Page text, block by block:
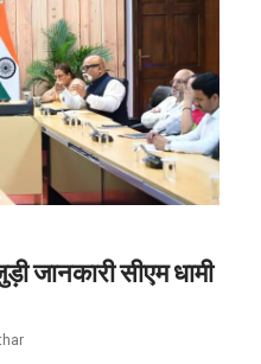
जानकारी सीएम धामी